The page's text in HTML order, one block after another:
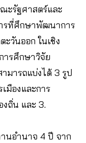
ะรัฐศาสตร์และ
รที่ศึกษาพัฒนาการ
ะวันออก ในเชิง
ารศึกษาวิจัย
มารถแบ่งได้ 3 รูป
มืองและการ
งถิ่น และ​ 3.
นอำนาจ​ 4​ ปี จาก